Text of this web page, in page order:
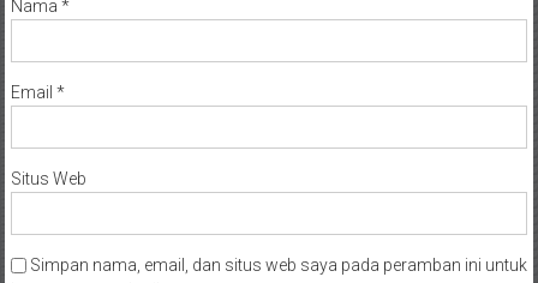
Nama *
Email *
Situs Web
Simpan nama, email, dan situs web saya pada peramban ini untuk